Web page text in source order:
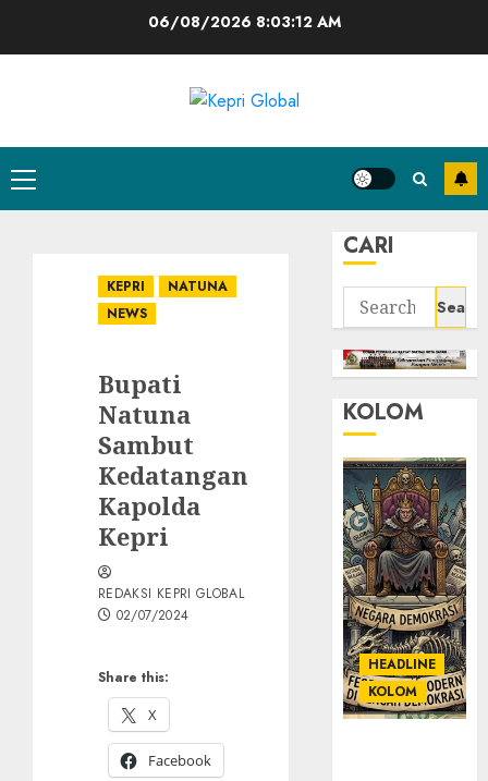
06/08/2026 8:03:13 AM
Primary
Menu
KEPRI
NATUNA
NEWS
Bupati
Natuna
Sambut
Kedatangan
Kapolda
Kepri
Share this:
X
Facebook
REDAKSI KEPRI GLOBAL
02/07/2024
CARI
Search
for:
KOLOM
HEADLINE
KOLOM